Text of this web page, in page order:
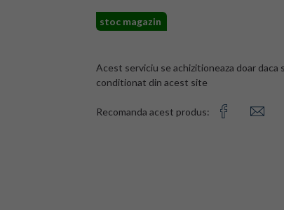
stoc magazin
Acest serviciu se achizitioneaza doar daca
conditionat din acest site
Recomanda acest produs: